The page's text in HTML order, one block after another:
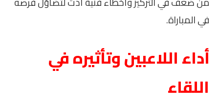
في المباراة.
أداء اللاعبين وتأثيره في
اللقاء